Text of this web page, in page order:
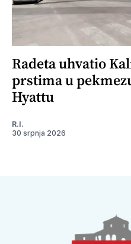
Radeta uhvatio
prstima u
Hyattu
R.I.
30 srpnja 2026